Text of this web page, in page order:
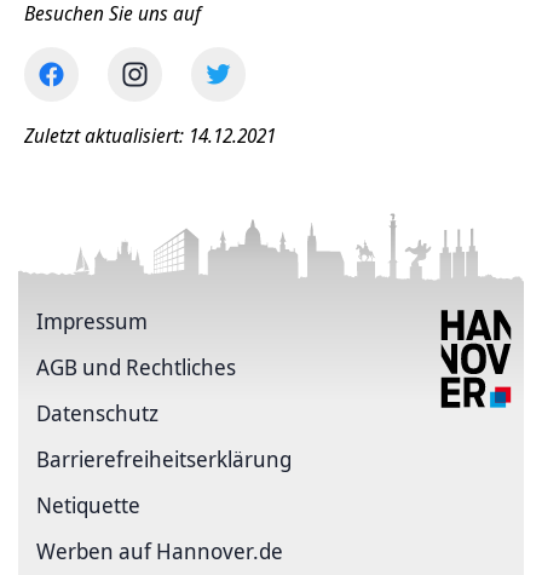
Besuchen Sie uns auf
Zuletzt aktualisiert: 14.12.2021
Impressum
AGB und Rechtliches
Datenschutz
Barriere­freiheits­erklärung
Netiquette
Werben auf Hannover.de